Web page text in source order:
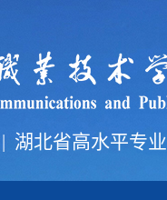
| 湖北省高水平专